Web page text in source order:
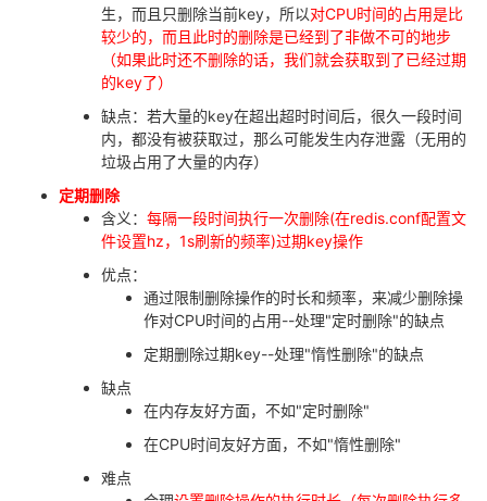
生，而且只删除当前key，所以对CPU时间的占用是比
较少的，而且此时的删除是已经到了非做不可的地步
（如果此时还不删除的话，我们就会获取到了已经过期
的key了）
缺点：若大量的key在超出超时时间后，很久一段时间
内，都没有被获取过，那么可能发生内存泄露（无用的
垃圾占用了大量的内存）
定期删除
含义： 每隔一段时间执行一次删除(在redis.conf配置文
件设置hz，1s刷新的频率)过期key操作
优点：
通过限制删除操作的时长和频率，来减少删除操
作对CPU时间的占用--处理"定时删除"的缺点
定期删除过期key--处理"惰性删除"的缺点
缺点
在内存友好方面，不如"定时删除"
在CPU时间友好方面，不如"惰性删除"
难点